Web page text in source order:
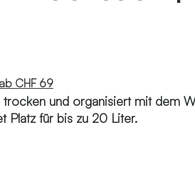
CHF 69
trocken und organisiert mit dem
Platz für bis zu 20 Liter.